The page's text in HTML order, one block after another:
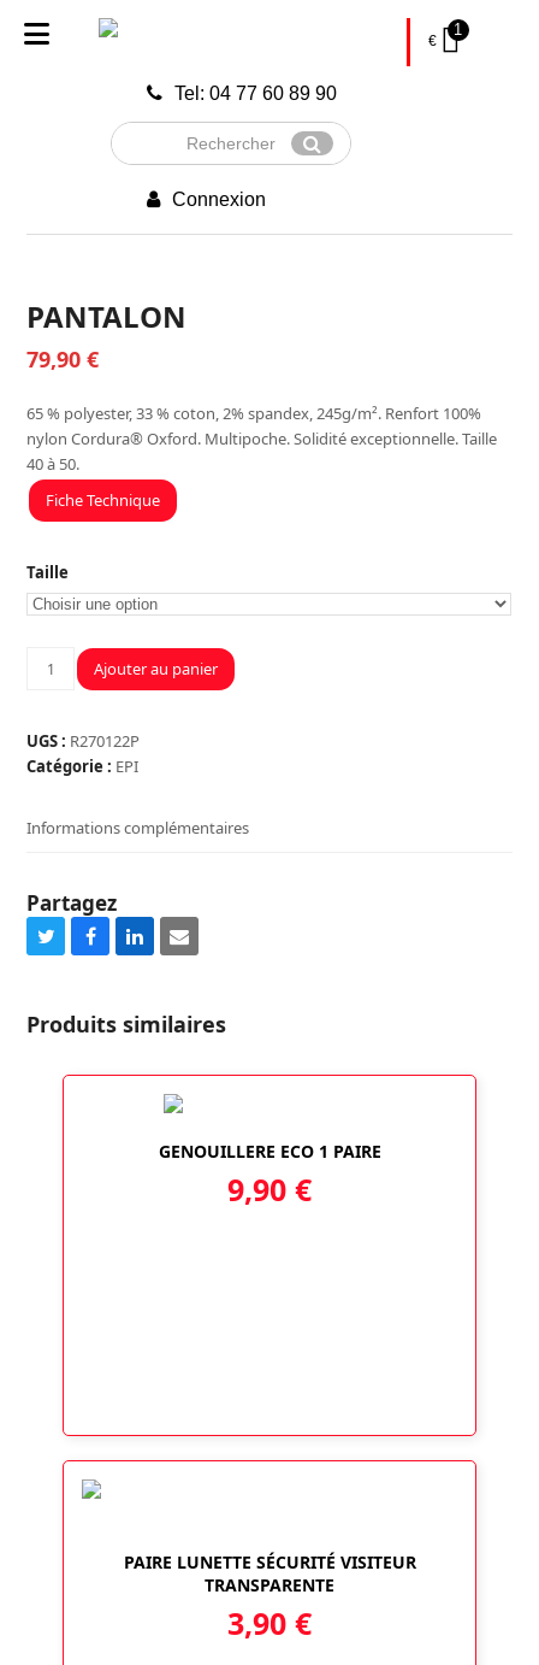
Tel: 04 77 60 89 90
Rechercher
Envoyer
Connexion
€
1
PANTALON
79,90€
65 % polyester, 33 % coton, 2% spandex, 245g/m². Renfort 100%
nylon Cordura® Oxford. Multipoche. Solidité exceptionnelle. Taille
40 à 50.
Fiche Technique
Taille
quantité Ajouter au panier
UGS : R270122P
Catégorie : EPI
Informations complémentaires
Partagez
Share
Twitter
Share
Facebook
Share
LinkedIn
Share
Email
Produits similaires
GENOUILLERE ECO 1 PAIRE
9,90 €
PAIRE LUNETTE SÉCURITÉ VISITEUR
TRANSPARENTE
3,90 €